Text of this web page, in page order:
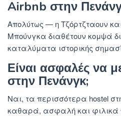
Airbnb στην
Απολύτως — η Τζόρτζταουν
Μπούνγκα διαθέτουν κομψά
καταλύματα ιστορικής
Είναι ασφαλές να
στην Πενάνγκ;
Ναι, τα περισσότερα hostel
καθαρά, ασφαλή και φιλικά